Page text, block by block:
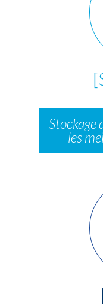
Stockage
les